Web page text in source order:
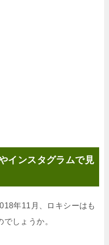
インスタグラムで見
年11月、ロキシーはも
しょうか。